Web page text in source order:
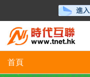
首頁